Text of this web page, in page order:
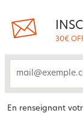
30€
En renseignant